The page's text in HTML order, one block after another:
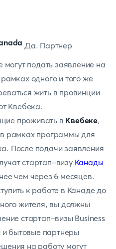
Да. Партнер
могут подать заявление на
одного и того же
жить в провинции
Квебека.
проживать в Квебеке,
рамках программы для
После подачи заявления
стартап-визу Канады
чем через 6 месяцев.
к работе в Канаде до
жителя, вы должны
стартап-визы Business
и бытовые партнеры
на работу могут